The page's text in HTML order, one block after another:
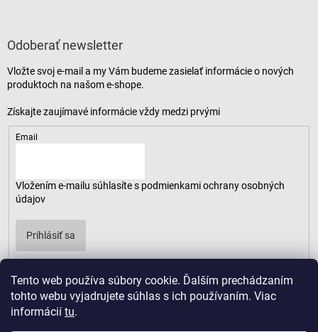
Tento web používa súbory cookie. Ďalším prechádzaním
tohto webu vyjadrujete súhlas s ich používaním. Viac
informácií tu.
Odoberať newsletter
Vložte svoj e-mail a my Vám budeme zasielať informácie o nových
produktoch na našom e-shope.
Email
Vložením e-mailu súhlasíte s podmienkami ochrany osobných
údajov
Prihlásiť sa